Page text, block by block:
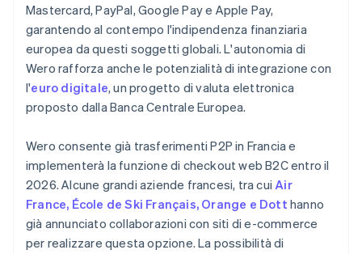
Mastercard, PayPal, Google Pay e Apple Pay,
garantendo al contempo l'indipendenza finanziaria
europea da questi soggetti globali. L'autonomia di
Wero rafforza anche le potenzialità di integrazione con
l'euro digitale, un progetto di valuta elettronica
proposto dalla Banca Centrale Europea.
Wero consente già trasferimenti P2P in Francia e
implementerà la funzione di checkout web B2C entro il
2026. Alcune grandi aziende francesi, tra cuiAir
France, École de Ski Français, Orange e Dott hanno
già annunciato collaborazioni con siti di e-commerce
per realizzare questa opzione. La possibilità di